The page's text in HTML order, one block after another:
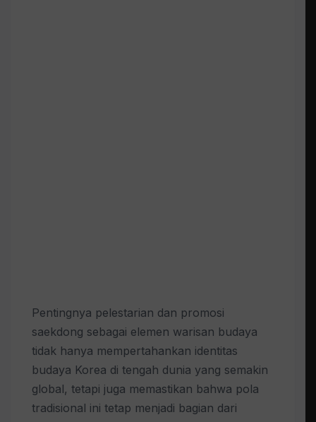
Pentingnya pelestarian dan promosi
saekdong sebagai elemen warisan budaya
tidak hanya mempertahankan identitas
budaya Korea di tengah dunia yang semakin
global, tetapi juga memastikan bahwa pola
tradisional ini tetap menjadi bagian dari